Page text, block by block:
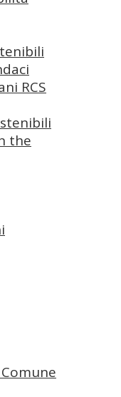
RCS
the